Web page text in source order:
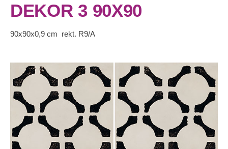
DEKOR 3 90X90
90x90x0,9 cm rekt. R9/A